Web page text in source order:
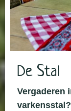
De Stal
Vergaderen
varkensstal?